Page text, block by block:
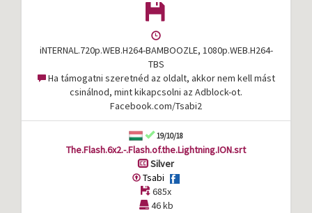
iNTERNAL.720p.WEB.H264-BAMBOOZLE, 1080p.WEB.H264-
TBS
Ha támogatni szeretnéd az oldalt, akkor nem kell mást
csinálnod, mint kikapcsolni az Adblock-ot.
Facebook.com/Tsabi2
19/10/18
The.Flash.6x2.-.Flash.of.the.Lightning.ION.srt
Silver
Tsabi
685x
46 kb